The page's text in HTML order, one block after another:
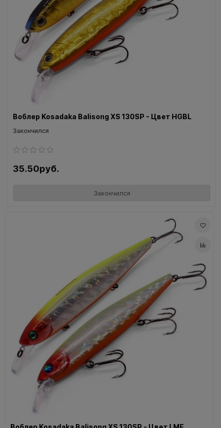
Воблер Kosadaka Balisong XS 130SP - Цвет HGBL
Закончился
35.50руб.
Закончился